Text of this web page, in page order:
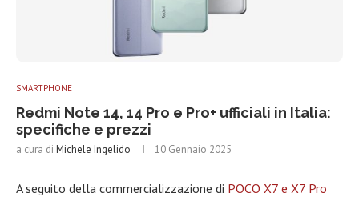
SMARTPHONE
Redmi Note 14, 14 Pro e Pro+ ufficiali in Italia:
specifiche e prezzi
a cura di Michele Ingelido 10 Gennaio 2025
A seguito della commercializzazione di POCO X7 e X7 Pro